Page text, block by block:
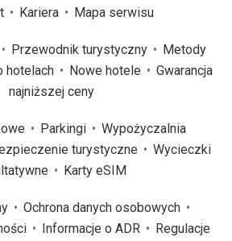
Kariera Mapa serwisu
Przewodnik turystyczny
Metody
hotelach Nowe hotele
Gwarancja
najniższej ceny
Parkingi
Wypożyczalnia
turystyczne
Wycieczki
Karty eSIM
Ochrona danych osobowych
Informacje o ADR
Regulacje